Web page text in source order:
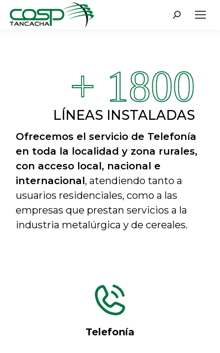
Search:
+ 1800
LÍNEAS INSTALADAS
Ofrecemos el servicio de Telefonía
en toda la localidad y zona rurales,
con acceso local, nacional e
internacional, atendiendo tanto a
usuarios residenciales, como a las
empresas que prestan servicios a la
industria metalúrgica y de cereales.
Telefonía